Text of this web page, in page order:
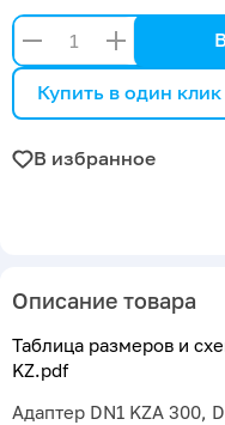
Купить в один
В избранное
Описание товара
Таблица размеров и
KZ.pdf
Адаптер DN1 KZA 300,